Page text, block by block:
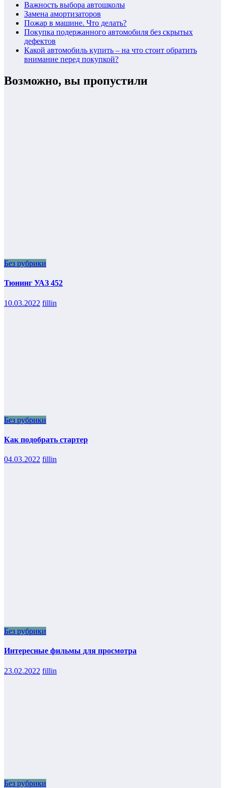
Важность выбора автошколы
Замена амортизаторов
Пожар в машине. Что делать?
Покупка подержанного автомобиля без скрытых
дефектов
Какой автомобиль купить – на что стоит обратить
внимание перед покупкой?
Возможно, вы пропустили
Без рубрики
Тюнинг УАЗ 452
10.03.2022 fillin
Без рубрики
Как подобрать стартер
04.03.2022 fillin
Без рубрики
Интересные фильмы для просмотра
23.02.2022 fillin
Без рубрики